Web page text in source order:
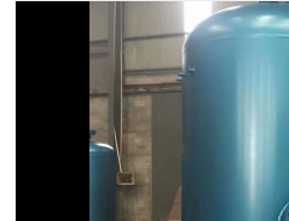
板式换热机组
囊式膨胀水箱
智能供水设备